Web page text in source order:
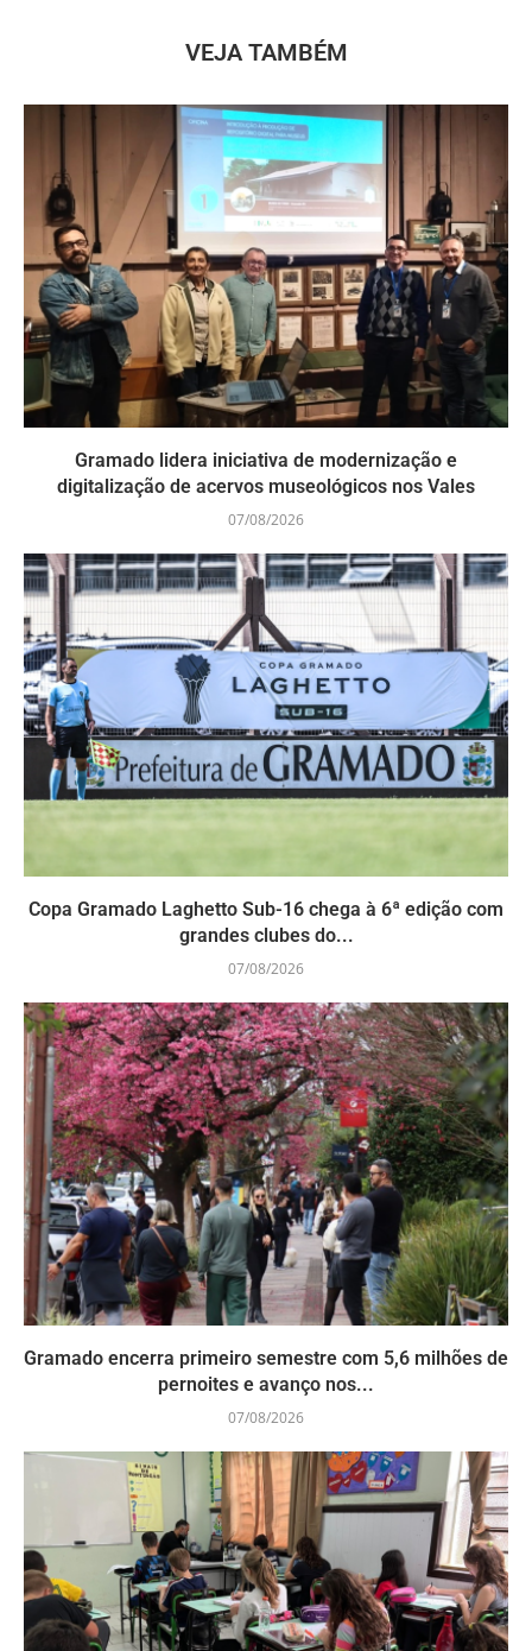
VEJA TAMBÉM
Gramado lidera iniciativa de modernização e
digitalização de acervos museológicos nos Vales
07/08/2026
Copa Gramado Laghetto Sub-16 chega à 6ª edição com
grandes clubes do...
07/08/2026
Gramado encerra primeiro semestre com 5,6 milhões de
pernoites e avanço nos...
07/08/2026